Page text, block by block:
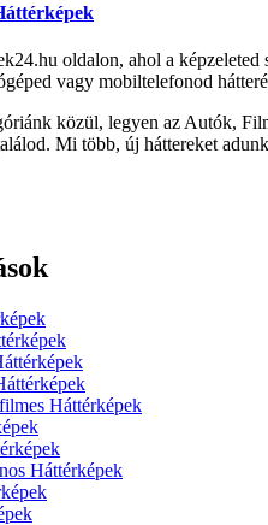
oldalon, ahol a képzeleted
vagy mobiltelefonod
közül, legyen az Autók,
Mi több, új háttereket
Háttérképek
Háttérképek